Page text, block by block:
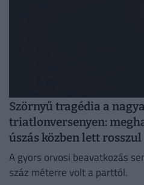
Szörnyű tragédia a
triatlonversenyen:
úszás közben lett rosszul
A gyors orvosi beavatkozás
száz méterre volt a parttól.